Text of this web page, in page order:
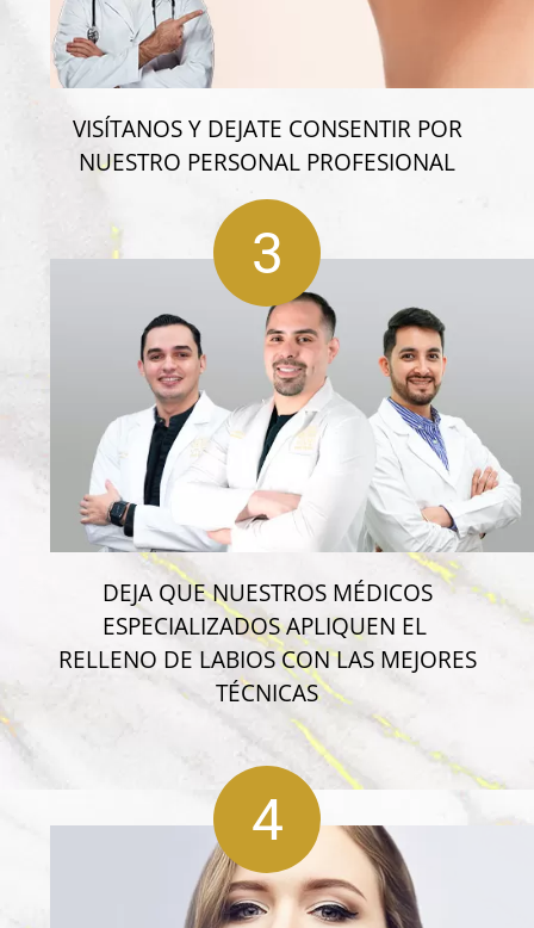
VISÍTANOS Y DEJATE CONSENTIR POR
NUESTRO PERSONAL PROFESIONAL
3
DEJA QUE NUESTROS MÉDICOS
ESPECIALIZADOS APLIQUEN EL
RELLENO DE LABIOS CON LAS MEJORES
TÉCNICAS
4